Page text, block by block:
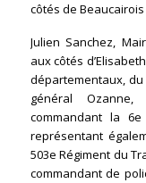
côtés de
Julien Sanchez,
aux côtés
départementaux, du
général
commandant la
représentant
503e Régiment du
commandant de